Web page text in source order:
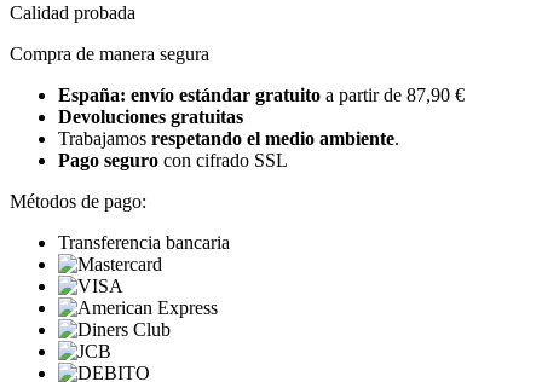
Calidad probada
Compra de manera segura
España: envío estándar gratuito a partir de 87,90 €
Devoluciones gratuitas
Trabajamos respetando el medio ambiente.
Pago seguro con cifrado SSL
Métodos de pago:
Transferencia bancaria